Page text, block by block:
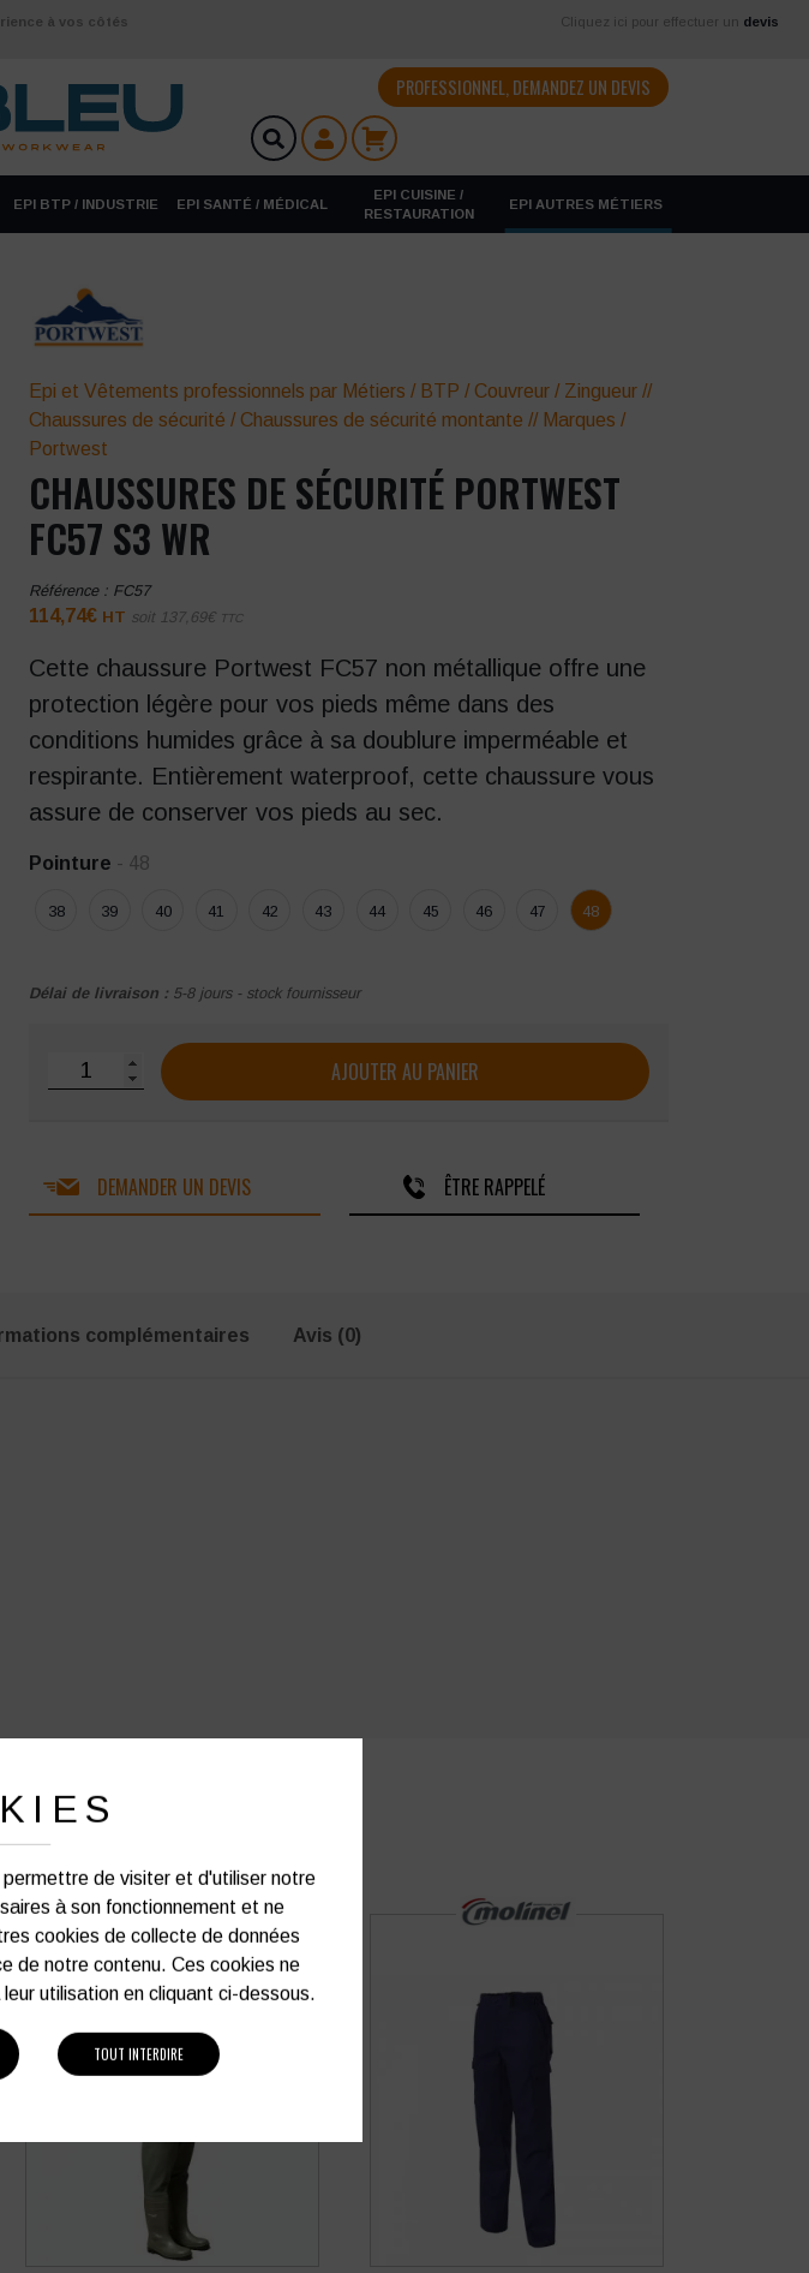
à vos côtés Cliquez ici pour effectuer un devis
PROFESSIONNEL, DEMANDEZ UN DEVIS
EPI BTP / INDUSTRIE EPI SANTÉ / MÉDICAL
EPI CUISINE /
RESTAURATION
EPI AUTRES MÉTIERS
Epi et Vêtements professionnels par Métiers / BTP / Couvreur / Zingueur //
Chaussures de sécurité / Chaussures de sécurité montante // Marques /
Portwest
CHAUSSURES DE SÉCURITÉ PORTWEST
FC57 S3 WR
Référence : FC57
114,74€ HT soit 137,69€ TTC
Cette chaussure Portwest FC57 non métallique offre une
protection légère pour vos pieds même dans des
conditions humides grâce à sa doublure imperméable et
respirante. Entièrement waterproof, cette chaussure vous
assure de conserver vos pieds au sec.
Pointure - 48
38 39 40 41 42 43 44 45 46 47 48
Délai de livraison : 5-8 jours - stock fournisseur
quantité de Chaussures de sécurité Portwest FC57 S3 WR
AJOUTER AU PANIER
DEMANDER UN DEVIS ÊTRE RAPPELÉ
complémentaires Avis (0)
de visiter et d'utiliser notre
à son fonctionnement et ne
cookies de collecte de données
de notre contenu. Ces cookies ne
utilisation en cliquant ci-dessous.
TOUT INTERDIRE